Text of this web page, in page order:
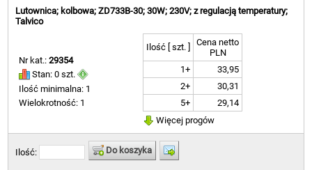
Lutownica; kolbowa; ZD733B-30; 30W; 230V; z regulacją temperatury;
Talvico
Nr kat.:29354
Stan: 0 szt.
Ilość minimalna: 1
Wielokrotność: 1
Ilość [ szt. ]
Cena netto
PLN
1+
33,95
2+
30,31
5+
29,14
Więcej progów
Ilość: Do koszyka